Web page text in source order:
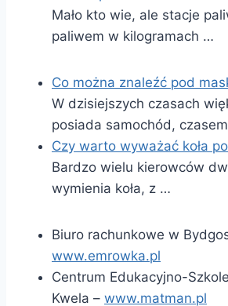
Mało kto wie, ale stacje
paliwem w kilogramach …
Co można znaleźć pod
W dzisiejszych czasach
posiada samochód,
Czy warto wyważać koła
Bardzo wielu kierowców
wymienia koła, z …
Biuro rachunkowe w
www.emrowka.pl
Centrum Edukacyjno-
Kwela – www.matman.pl